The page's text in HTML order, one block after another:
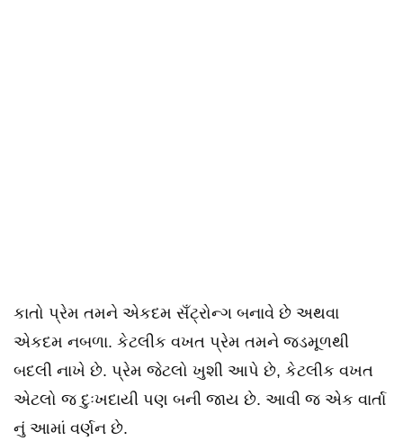
કાતો પ્રેમ તમને એકદમ સઁટ્રોન્ગ બનાવે છે અથવા
એકદમ નબળા. કેટલીક વખત પ્રેમ તમને જડમૂળથી
બદલી નાખે છે. પ્રેમ જેટલો ખુશી આપે છે, કેટલીક વખત
એટલો જ દુઃખદાયી પણ બની જાય છે. આવી જ એક વાર્તા
નું આમાં વર્ણન છે.